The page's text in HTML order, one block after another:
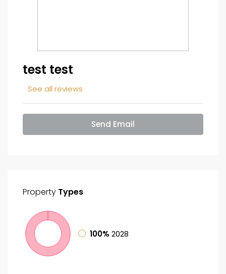
test test
See all reviews
Send Email
Property Types
100% 2028